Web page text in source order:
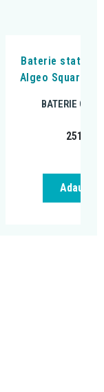
Baterie stativa
Algeo Square,
BATERIE
251,99
Adauga